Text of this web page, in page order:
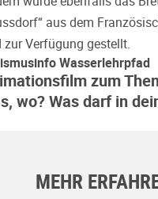
aus dem
zur Verfügung gestellt.
Wasserlehrpfad
zum
wo? Was darf in
MEHR